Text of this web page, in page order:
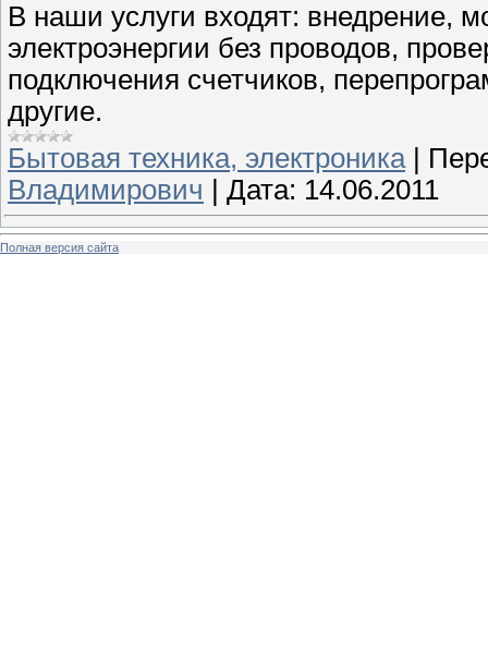
В наши услуги входят: внедрение,
электроэнергии без проводов,
подключения счетчиков,
другие.
Бытовая техника, электроника|
Владимирович
Дата: 14.06.2011
Полная версия сайта